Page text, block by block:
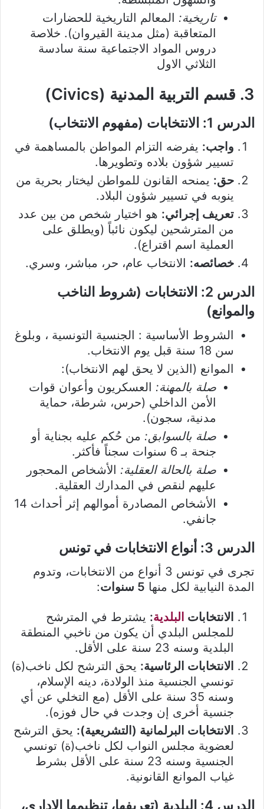
تاريخية: المعالم التاريخية للحضارات
المتعاقبة (مثل مدينة القيروان). خلاصة
دروس المواد الاجتماعية سنة سادسة
الثلاثي الاول
3. قسم التربية المدنية (Civics)
الدرس 1: الانتخابات (مفهوم الانتخاب)
واجب: يفرضه التزام المواطن بالمساهمة في
تسيير شؤون بلاده وتطويرها.
حق: يمنحه القانون للمواطن ليختار بحرية من
ينوبه في تسيير شؤون البلاد.
تعريف إجرائي: هو اختيار شخص من بين عدد
من المترشحين ليكون نائباً (ويطلق على
العملية اسم اقتراع).
خصائصه: الانتخاب عام، حر، مباشر، وسري.
الدرس 2: الانتخابات (شروط الناخب
والموانع)
الشروط الأساسية : الجنسية التونسية ، وبلوغ
سن 18 سنة قبل يوم الانتخاب.
الموانع (الذين لا يحق لهم الانتخاب):
صلة بالمهنة: العسكريون وأعوان قوات
الأمن الداخلي (حرس، شرطة، حماية
مدنية، سجون).
صلة بالسوابق: من حُكم عليه بجناية أو
جنحة بـ 6 سنوات سجناً فأكثر.
صلة بالحالة العقلية: الأشخاص المحجور
عليهم لنقص في المدارك العقلية.
الأشخاص المصادرة أموالهم إثر أحداث 14
جانفي.
الدرس 3: أنواع الانتخابات في تونس
تجرى في تونس 3 أنواع من الانتخابات، وتدوم
المدة النيابية لكل منها 5 سنوات :
الانتخابات البلدية: يشترط في المترشح
للمجلس البلدي أن يكون من ناخبي المنطقة
البلدية وسنه 23 سنة على الأقل.
الانتخابات الرئاسية: يحق الترشح لكل ناخب(ة)
تونسي الجنسية منذ الولادة، دينه الإسلام،
وسنه 35 سنة على الأقل (مع التخلي عن أي
جنسية أخرى إن وجدت في حال فوزه).
الانتخابات البرلمانية (التشريعية): يحق الترشح
لعضوية مجلس النواب لكل ناخب(ة) تونسي
الجنسية وسنه 23 سنة على الأقل بشرط
غياب الموانع القانونية.
الدرس 4: البلدية (تعريفها، تنظيمها الإداري،